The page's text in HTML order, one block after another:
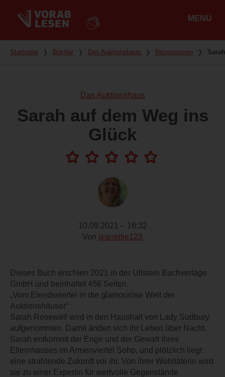
MENÜ
Du bist hier
Startseite ❭ Bücher ❭ Das Auktionshaus ❭ Rezensionen ❭
Das Auktionshaus
Sarah auf dem Weg ins
Glück
10.09.2021 – 16:32
Von jeanettie123
Dieses Buch erschien 2021 in der Ullstein Buchverlage
GmbH und beinhaltet 456 Seiten.
„Vom Elendsviertel in die glamouröse Welt der
Auktionshäuser“
Sarah Rosewell wird in den Haushalt von Lady Sudbury
aufgenommen. Damit ändert sich ihr Leben über Nacht.
Sarah entkommt der Enge und der Gewalt ihres
Elternhauses im Armenviertel Soho, und plötzlich liegt
eine strahlende Zukunft vor ihr. Von ihrer Wohltäterin wird
sie zu einer Expertin für wertvolle Gegenstände